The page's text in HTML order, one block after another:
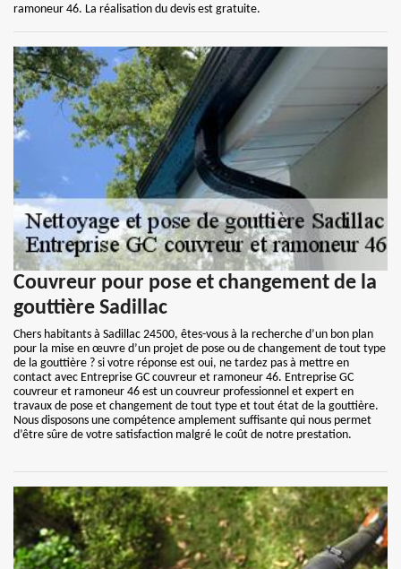
ramoneur 46. La réalisation du devis est gratuite.
Couvreur pour pose et changement de la
gouttière Sadillac
Chers habitants à Sadillac 24500, êtes-vous à la recherche d’un bon plan
pour la mise en œuvre d’un projet de pose ou de changement de tout type
de la gouttière ? si votre réponse est oui, ne tardez pas à mettre en
contact avec Entreprise GC couvreur et ramoneur 46. Entreprise GC
couvreur et ramoneur 46 est un couvreur professionnel et expert en
travaux de pose et changement de tout type et tout état de la gouttière.
Nous disposons une compétence amplement suffisante qui nous permet
d’être sûre de votre satisfaction malgré le coût de notre prestation.